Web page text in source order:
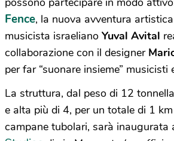
Fence, la nuova avventura
musicista israeliano Yuval Avital
collaborazione con il designer
per far “suonare insieme” musicisti
La struttura, dal peso di 12
e alta più di 4, per un totale di 1
campane tubolari, sarà inaugurata